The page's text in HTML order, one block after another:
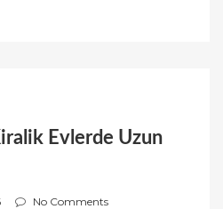
Evlerde Uzun
No Comments